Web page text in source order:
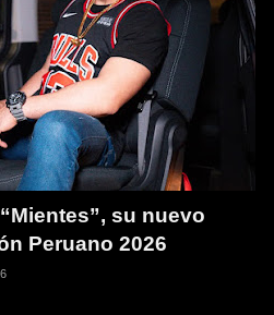
su nuevo
Peruano 2026